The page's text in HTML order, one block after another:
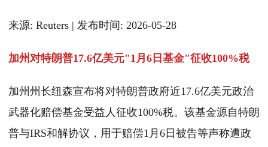
来源: Reuters | 发布时间: 2026-05-28
加州对特朗普17.6亿美元"1月6日基金"征收100%税
加州州长纽森宣布将对特朗普政府近17.6亿美元政治
武器化赔偿基金受益人征收100%税。该基金源自特朗
普与IRS和解协议，用于赔偿1月6日被告等声称遭政